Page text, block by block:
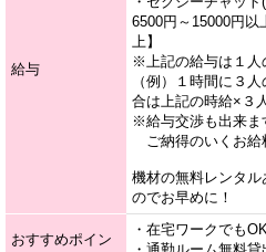
給与
6500円～15000円以
上】
※上記の給与は１人
（例）１時間に３
合は上記の時給×３
※給与交渉も出来ま
ご納得のいくお給
機材の無料レンタ
のでお早めに！
おすすめポイン
・在宅ワークでも